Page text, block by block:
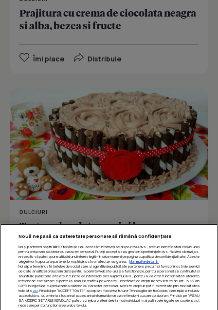
Prajitura cu crema de ciocolata neagra
si alba, bezea si fructe
Îmi place Distribuie
DULCIURI
Tort cu ciocolata, nuci si banane
Îmi place Distribuie
Nouă ne pasă ca datele tale personale să rămână confidențiale
Noi și partenerii noștri 1019stocăm și/sau accesăm informații pe dispozitivul dvs., precum identificatorii cookie unici
pentru prelucrarea datelor cu caracter personal. Puteți accepta sau gestiona preferințele dvs. făcând clic mai jos,
respectiv vă puteți opune utilizării unui interes legitim în orice moment pe pagina cu politica de confidențialitate. Aceste
alegeri vor fi raportate partenerilor noștri și nu vă vor afecta navigarea.
Mai multe detalii
Noi si partenerii nostri (retelele de socializare si agentiile de publicitate partenere, precum si furnizorii nostri de servicii
de date analitice) prelucram date pentru a permite website-ului sa functioneze, pentru a personaliza continutul si
anunturile publicitare afisate in functie de interesele si/sau profilul dvs., pentru a va oferi functionalitati aferente
retelelor de socializare si pentru a analiza traficul pe website. Beneficiati de drepturile prevazute de art. 15-22 din
GDPR in legatura cu prelucrarea datelor cu caracter personal. Aceste drepturi pot fi exercitate prin modalitatea
indicata aici. Prin click pe “ACCEPT TOATE”, acceptati folosirea tuturor Tehnologiilor de tip Cookie, care implica inclusiv
acceptul dvs. cu privire la stocarea/accesarea informatiilor de catre Vendor-ii cu care colaboram. Prin click pe “VREAU
SA MODIFIC SETARILE INDIVIDUAL” puteti schimba preferintele in mod individual, mai putin cele legate de cookie strict
necesare pentru functionarea website-ului.